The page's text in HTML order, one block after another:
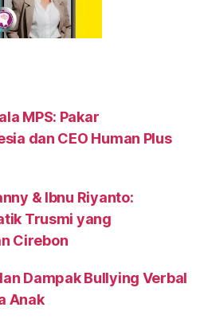
MPS: Pakar
dan CEO Human Plus
& Ibnu Riyanto:
Trusmi yang
Cirebon
Dampak Bullying Verbal
Anak